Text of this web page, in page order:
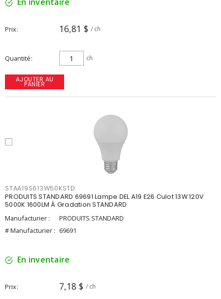
Prix 16,81 $ / ch
Quantité ch
AJOUTER AU
PANIER
STAA19S613W50KSTD
PRODUITS STANDARD 69691 Lampe DEL A19 E26 Culot 13W 120V
5000K 1600LM À Gradation STANDARD
Manufacturier :
PRODUITS STANDARD
# Manufacturier : 69691
En inventaire
Prix 7,18 $ / ch